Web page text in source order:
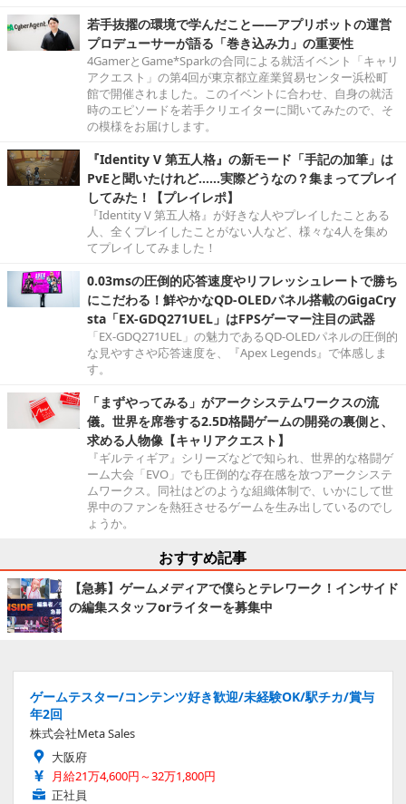
若手抜擢の環境で学んだこと――アプリボットの運営
プロデューサーが語る「巻き込み力」の重要性
4GamerとGame*Sparkの合同による就活イベント「キャリ
アクエスト」の第4回が東京都立産業貿易センター浜松町
館で開催されました。このイベントに合わせ、自身の就活
時のエピソードを若手クリエイターに聞いてみたので、そ
の模様をお届けします。
『Identity V 第五人格』の新モード「手記の加筆」は
PvEと聞いたけれど……実際どうなの？集まってプレイ
してみた！【プレイレポ】
『Identity V 第五人格』が好きな人やプレイしたことある
人、全くプレイしたことがない人など、様々な4人を集め
てプレイしてみました！
0.03msの圧倒的応答速度やリフレッシュレートで勝ち
にこだわる！鮮やかなQD-OLEDパネル搭載のGigaCry
sta「EX-GDQ271UEL」はFPSゲーマー注目の武器
「EX-GDQ271UEL」の魅力であるQD-OLEDパネルの圧倒的
な見やすさや応答速度を、『Apex Legends』で体感しま
す。
「まずやってみる」がアークシステムワークスの流
儀。世界を席巻する2.5D格闘ゲームの開発の裏側と、
求める人物像【キャリアクエスト】
『ギルティギア』シリーズなどで知られ、世界的な格闘ゲ
ーム大会「EVO」でも圧倒的な存在感を放つアークシステ
ムワークス。同社はどのような組織体制で、いかにして世
界中のファンを熱狂させるゲームを生み出しているのでし
ょうか。
おすすめ記事
【急募】ゲームメディアで僕らとテレワーク！インサイド
の編集スタッフorライターを募集中
ゲームテスター/コンテンツ好き歓迎/未経験OK/駅チカ/賞与
年2回
株式会社Meta Sales
大阪府
月給21万4,600円～32万1,800円
正社員